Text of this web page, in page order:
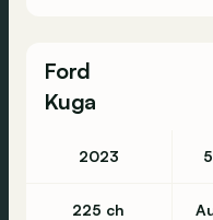
Ford
Kuga
2023
225 ch